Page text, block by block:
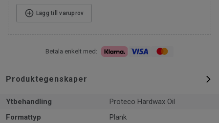
Lägg till varuprov
Betala enkelt med:
Produktegenskaper
Ytbehandling
Proteco Hardwax Oil
Formattyp
Plank